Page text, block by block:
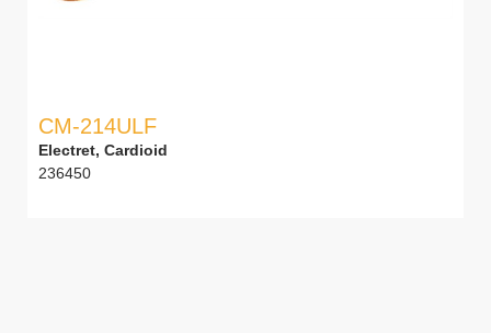
CM-214ULF
Electret, Cardioid
236450